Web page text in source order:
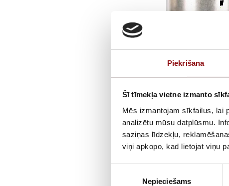
Piekrišana
Šī tīmekļa vietne izmanto
Mēs izmantojam sīkfailus, lai
analizētu mūsu datplūsmu.
saziņas līdzekļu,
viņi apkopo, kad lietojat viņu
Nepieciešams